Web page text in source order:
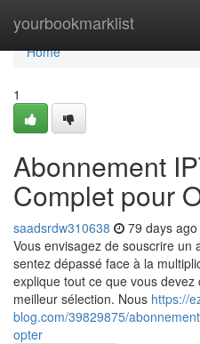
yourbookmarklist
Home
Home
1
Abonnement
Complet pour
saadsrdw310638 79 days ago
Vous envisagez de souscrire un
sentez dépassé face à la
explique tout ce que vous
meilleur sélection. Nous https://
blog.com/39829875/
opter